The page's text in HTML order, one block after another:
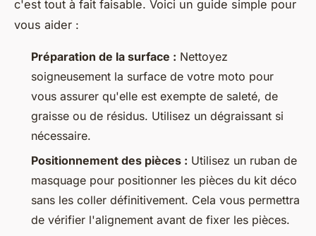
c'est tout à fait faisable. Voici un guide simple pour
vous aider :
Préparation de la surface : Nettoyez
soigneusement la surface de votre moto pour
vous assurer qu'elle est exempte de saleté, de
graisse ou de résidus. Utilisez un dégraissant si
nécessaire.
Positionnement des pièces : Utilisez un ruban de
masquage pour positionner les pièces du kit déco
sans les coller définitivement. Cela vous permettra
de vérifier l'alignement avant de fixer les pièces.